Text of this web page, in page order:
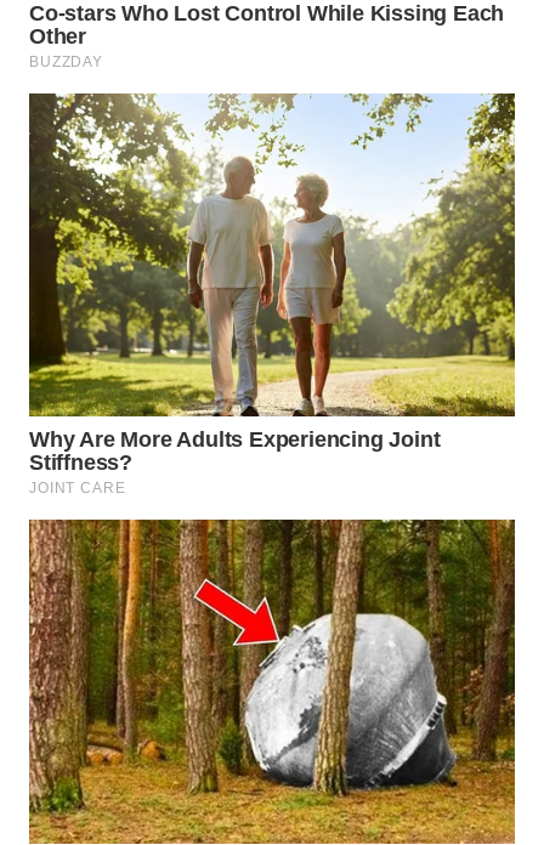
WN
WN
BINJAI
WN
CIREBON
WN
INDRAMAYU
WN
KUNINGAN
MAJALENGKA
WN
SUBANG
WN
SUKABUMI
WN
PURWAKARTA